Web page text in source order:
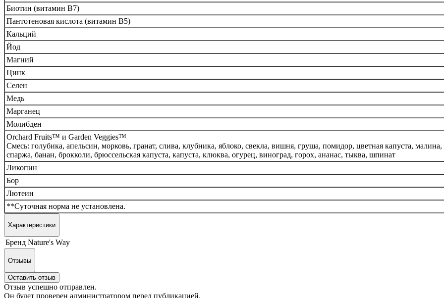
Биотин (витамин B7)
Пантотеновая кислота (витамин B5)
Кальций
Йод
Магний
Цинк
Селен
Медь
Марганец
Молибден
Orchard Fruits™ и Garden Veggies™
Смесь: голубика, апельсин, морковь, гранат, слива, клубника, яблоко, свекла, вишня, груша, помидор, цветная капуста, малина,
спаржа, банан, брокколи, брюссельская капуста, капуста, клюква, огурец, виноград, горох, ананас, тыква, шпинат
Ликопин
Бор
Лютеин
**Суточная норма не установлена.
Характеристики
Бренд Nature's Way
Отзывы
Оставить отзыв
Отзыв успешно отправлен.
Он будет проверен администратором перед публикацией.